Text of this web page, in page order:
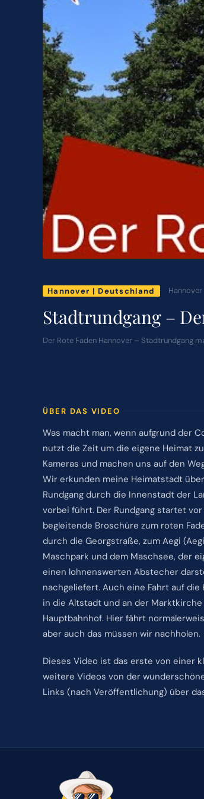
Hannover | Deutschland Hannover
Stadtrundgang –
Der Rote Faden Hannover – Stadtrundgang
ÜBER DAS VIDEO
Was macht man, wenn aufgrund der
nutzt die Zeit um die eigene Heimat
Kameras und machen uns auf den
Wir erkunden meine Heimatstadt über
Rundgang durch die Innenstadt der
vorbei führt. Der Rundgang startet
begleitende Broschüre zum roten
durch die Georgstraße, zum Aegi
Maschpark und dem Maschsee, der
einen lohnenswerten Abstecher
nachgeliefert. Auch eine Fahrt auf
in die Altstadt und an der
Hauptbahnhof. Hier fährt
aber auch das müssen wir nachholen.
Dieses Video ist das erste von einer
weitere Videos von der
Links (nach Veröffentlichung) über